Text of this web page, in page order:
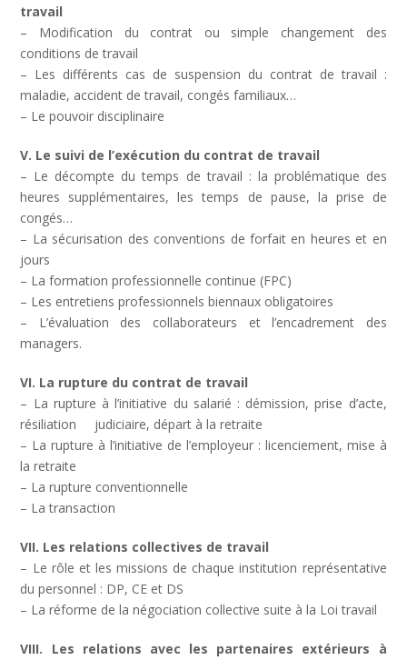
travail
– Modification du contrat ou simple changement des
conditions de travail
– Les différents cas de suspension du contrat de travail :
maladie, accident de travail, congés familiaux…
– Le pouvoir disciplinaire
V. Le suivi de l’exécution du contrat de travail
– Le décompte du temps de travail : la problématique des
heures supplémentaires, les temps de pause, la prise de
congés…
– La sécurisation des conventions de forfait en heures et en
jours
– La formation professionnelle continue (FPC)
– Les entretiens professionnels biennaux obligatoires
– L’évaluation des collaborateurs et l’encadrement des
managers.
VI. La rupture du contrat de travail
– La rupture à l’initiative du salarié : démission, prise d’acte,
résiliation judiciaire, départ à la retraite
– La rupture à l’initiative de l’employeur : licenciement, mise à
la retraite
– La rupture conventionnelle
– La transaction
VII. Les relations collectives de travail
– Le rôle et les missions de chaque institution représentative
du personnel : DP, CE et DS
– La réforme de la négociation collective suite à la Loi travail
VIII. Les relations avec les partenaires extérieurs à